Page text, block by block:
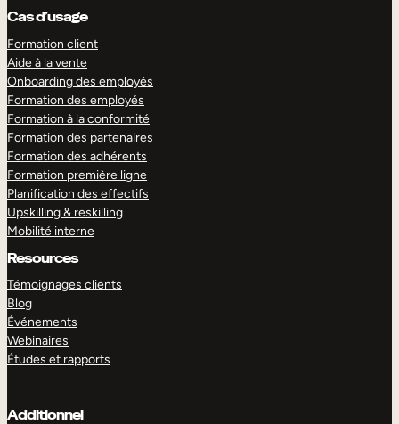
Cas d’usage
Formation client
Aide à la vente
Onboarding des employés
Formation des employés
Formation à la conformité
Formation des partenaires
Formation des adhérents
Formation première ligne
Planification des effectifs
Upskilling & reskilling
Mobilité interne
Resources
Témoignages clients
Blog
Événements
Webinaires
Études et rapports
Additionnel